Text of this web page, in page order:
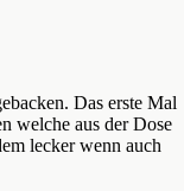
Das erste Mal
welche aus der Dose
lecker wenn auch